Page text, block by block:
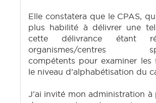
Elle constatera que le CPAS,
plus habilité à délivrer une
cette délivrance étant
organismes/centres
compétents pour examiner les
le niveau d’alphabétisation du
J’ai invité mon administration